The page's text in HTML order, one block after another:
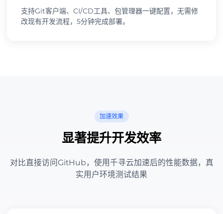
支持Git客户端、CI/CD工具、包管理器一键配置，无需修
改现有开发流程，5分钟完成部署。
加速效果
显著提升开发效率
对比直接访问GitHub，使用千寻云加速后的性能数据，真
实用户环境测试结果